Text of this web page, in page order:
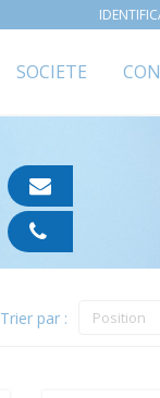
SOCIETE
Trier par : Position
pharma.com
91
05